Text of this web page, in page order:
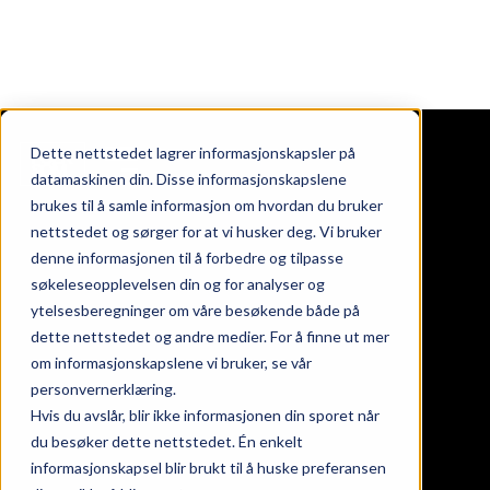
Dette nettstedet lagrer informasjonskapsler på
datamaskinen din. Disse informasjonskapslene
brukes til å samle informasjon om hvordan du bruker
nettstedet og sørger for at vi husker deg. Vi bruker
denne informasjonen til å forbedre og tilpasse
søkeleseopplevelsen din og for analyser og
ytelsesberegninger om våre besøkende både på
dette nettstedet og andre medier. For å finne ut mer
om informasjonskapslene vi bruker, se vår
personvernerklæring.
Hvis du avslår, blir ikke informasjonen din sporet når
du besøker dette nettstedet. Én enkelt
informasjonskapsel blir brukt til å huske preferansen
at work
24, 26 & 28
torg